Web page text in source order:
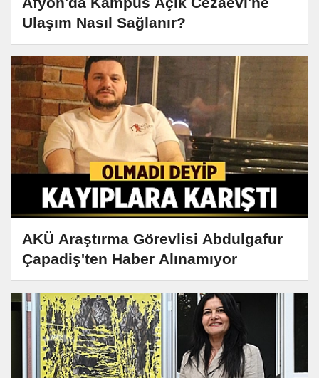
Ulaşım Nasıl Sağlanır?
AKÜ Araştırma Görevlisi Abdulgafur
Çapadiş'ten Haber Alınamıyor